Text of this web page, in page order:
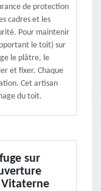
de protection
cadres et les
Pour maintenir
le toit) sur
le plâtre, le
et fixer. Chaque
Cet artisan
du toit.
sur
Vitaterne